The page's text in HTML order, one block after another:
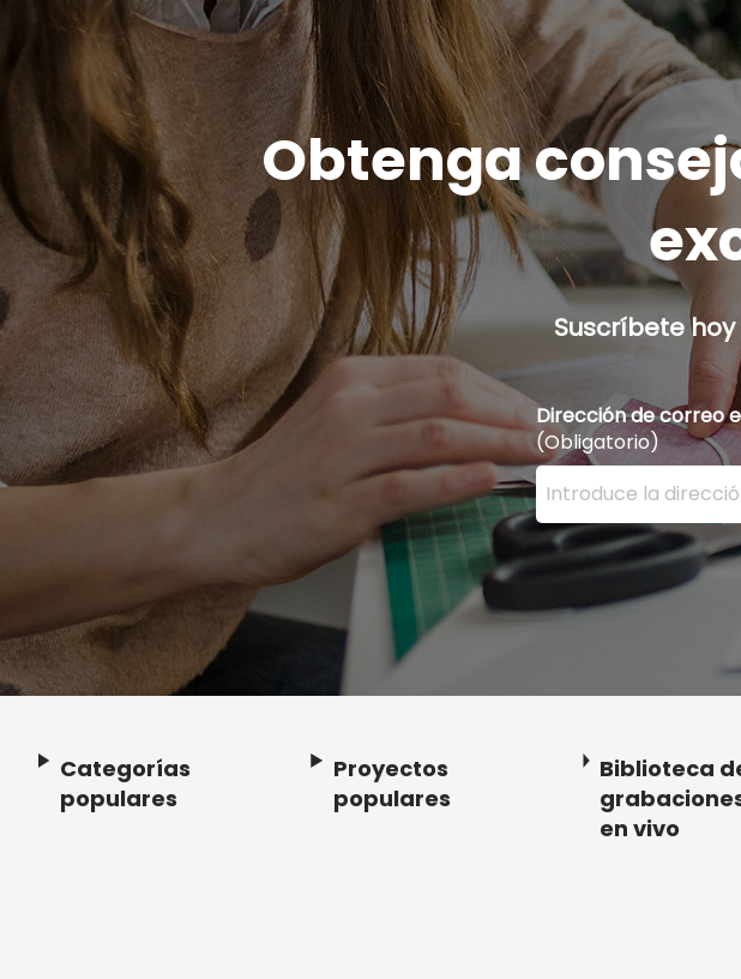
Obtenga
Suscríbete
Dirección de correo
(Obligatorio)
Ingrese su dirección
Footer
Categorías
populares
Proyectos
populares
Biblioteca
en vivo